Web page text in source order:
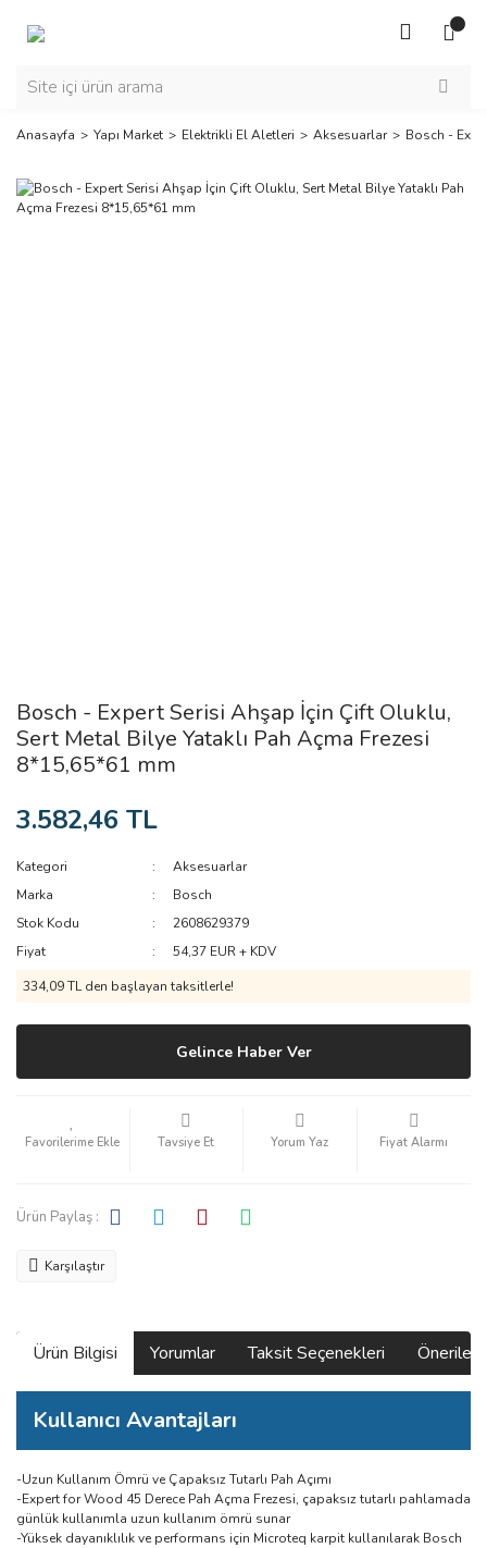
Anasayfa Yapı Market Elektrikli El Aletleri Aksesuarlar Bosch -
Bosch - Expert Serisi Ahşap İçin Çift Oluklu,
Sert Metal Bilye Yataklı Pah Açma Frezesi
8*15,65*61 mm
3.582,46 TL
Kategori
Aksesuarlar
Marka
Bosch
Stok Kodu
2608629379
Fiyat
54,37 EUR + KDV
334,09 TL den başlayan taksitlerle!
Gelince Haber Ver
Tavsiye Et Yorum Yaz Fiyat Alarmı
Ürün Paylaş :
Karşılaştır
Ürün Bilgisi Yorumlar Taksit Seçenekleri
Kullanıcı Avantajları
-Uzun Kullanım Ömrü ve Çapaksız Tutarlı Pah Açımı
-Expert for Wood 45 Derece Pah Açma Frezesi, çapaksız tutarlı pahlamada
günlük kullanımla uzun kullanım ömrü sunar
-Yüksek dayanıklılık ve performans için Microteq karpit kullanılarak Bosch